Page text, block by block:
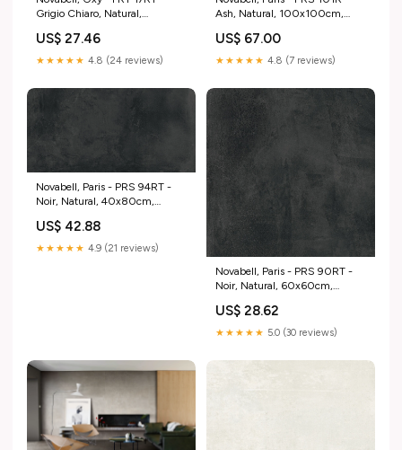
Grigio Chiaro, Natural,
Calacatta
US$ 27.46
★★★★★ 4.8 (24 reviews)
Ash, Natural, 100x100cm,
US$ 67.00
★★★★★ 4.8 (7 reviews)
Novabell, Paris - PRS 94RT -
Noir, Natural, 40x80cm,
US$ 42.88
★★★★★ 4.9 (21 reviews)
Novabell, Paris - PRS 90RT -
Noir, Natural, 60x60cm,
US$ 28.62
★★★★★ 5.0 (30 reviews)